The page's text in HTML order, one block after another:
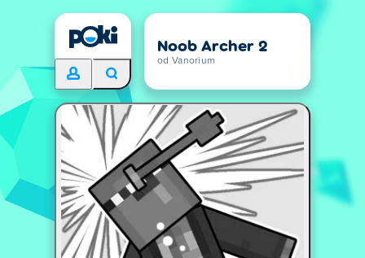
Noob Archer 2
od Vanorium